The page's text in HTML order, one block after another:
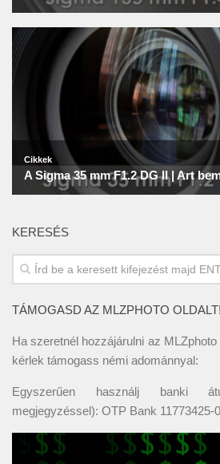
KERESÉS
TÁMOGASD AZ MLZPHOTO OLDALT!
Ha szeretnél hozzájárulni az
kérlek támogass némi adománnyal:
Egyszerűen használj banki
megjegyzéssel): OTP Bank 11773425-